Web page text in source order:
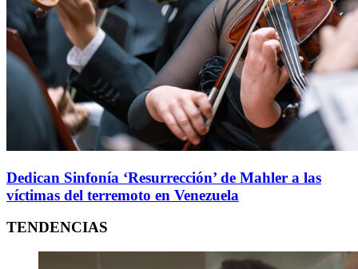
Dedican Sinfonía ‘Resurrección’ de Mahler a las
víctimas del terremoto en Venezuela
TENDENCIAS